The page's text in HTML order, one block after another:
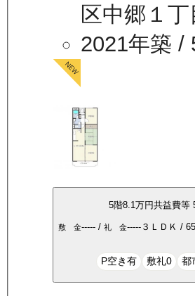
区中郷１丁
2021年築 /
5階8.1万円共益費等
敷 金----- /礼 金----- ３ＬＤＫ /
P空き有 敷礼0 都